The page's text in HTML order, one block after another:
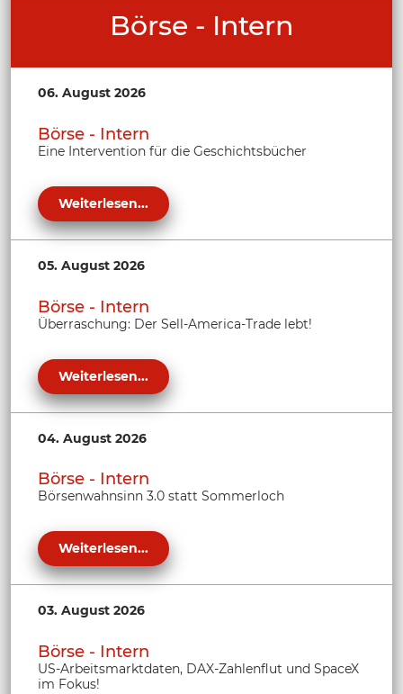
Börse - Intern
06. August 2026
Börse - Intern
Eine Intervention für die Geschichtsbücher
Weiterlesen...
05. August 2026
Börse - Intern
Überraschung: Der Sell-America-Trade lebt!
Weiterlesen...
04. August 2026
Börse - Intern
Börsenwahnsinn 3.0 statt Sommerloch
Weiterlesen...
03. August 2026
Börse - Intern
US-Arbeitsmarktdaten, DAX-Zahlenflut und SpaceX
im Fokus!